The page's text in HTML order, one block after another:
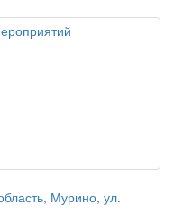
Мурино, ул.